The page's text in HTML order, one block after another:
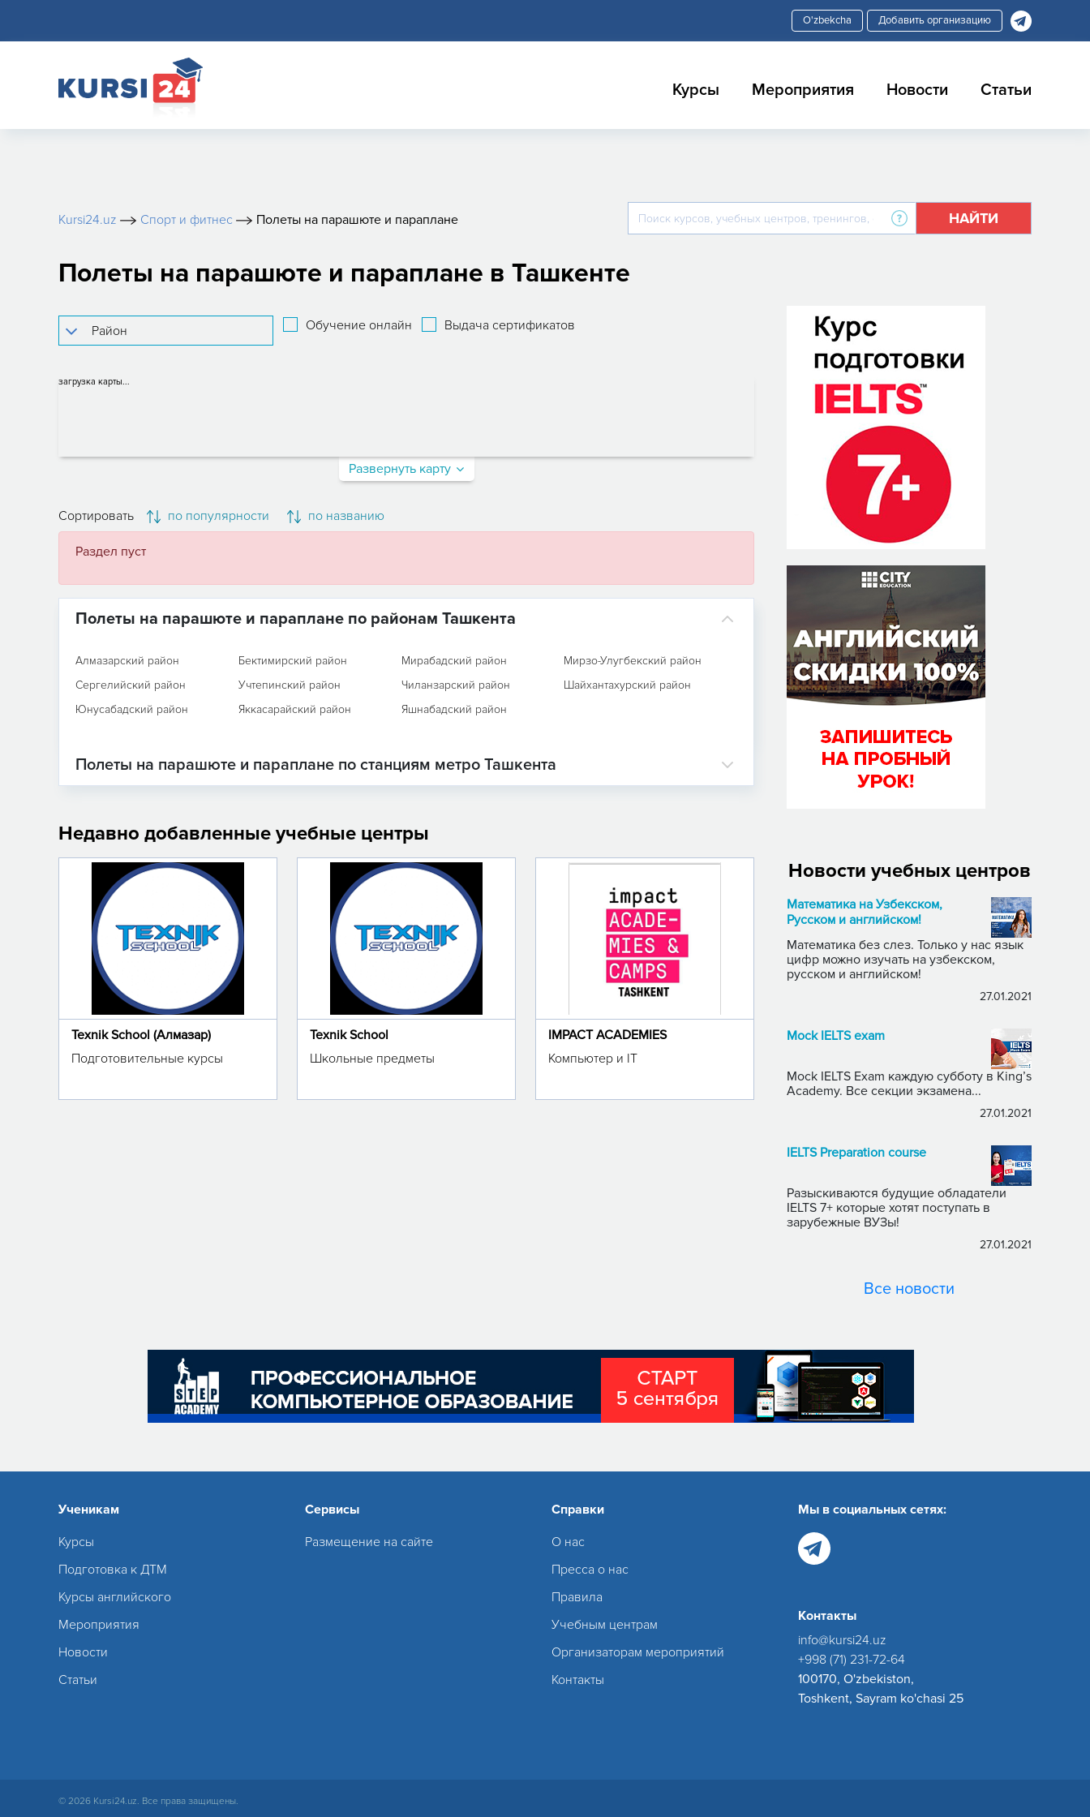
Добавить организацию
Курсы Мероприятия Новости Статьи
Kursi24.uz Спорт и фитнес Полеты на парашюте и параплане НАЙТИ
Полеты на парашюте и параплане в Ташкенте
Обучение онлайн Выдача сертификатов
загрузка карты...
Развернуть карту
Сортировать по популярности по названию
Раздел пуст
Полеты на парашюте и параплане по районам Ташкента
Алмазарский район Бектимирский район Мирабадский район
Мирзо-Улугбекский район
Сергелийский район
Учтепинский район Чиланзарский район
Шайхантахурский район
Юнусабадский район
Яккасарайский район Яшнабадский район
Полеты на парашюте и параплане по станциям метро Ташкента
Недавно добавленные учебные центры
Texnik School (Алмазар)
Подготовительные курсы
Texnik School
Школьные предметы
IMPACT ACADEMIES
Компьютер и IT
Новости учебных центров
Математика на Узбекском,
Русском и английском!
Математика без слез. Только у нас язык
цифр можно изучать на узбекском,
русском и английском!
27.01.2021
Mock IELTS exam
Mock IELTS Exam каждую субботу в King’s
Academy. Все секции экзамена...
27.01.2021
IELTS Preparation course
Разыскиваются будущие обладатели
IELTS 7+ которые хотят поступать в
зарубежные ВУЗы!
27.01.2021
Все новости
Ученикам
Курсы
Подготовка к ДТМ
Курсы английского
Мероприятия
Новости
Статьи
Сервисы
Размещение на сайте
Справки
О нас
Пресса о нас
Правила
Учебным центрам
Организаторам мероприятий
Контакты
Мы в социальных сетях:
Контакты
info@kursi24.uz
+998 (71) 231-72-64
100170, O'zbekiston,
Toshkent, Sayram ko'chasi 25
© 2026 Kursi24.uz. Все права защищены.